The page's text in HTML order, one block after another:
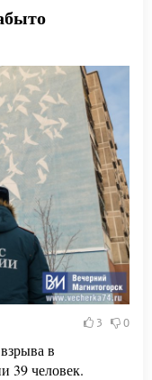
3 0
в
39 человек.